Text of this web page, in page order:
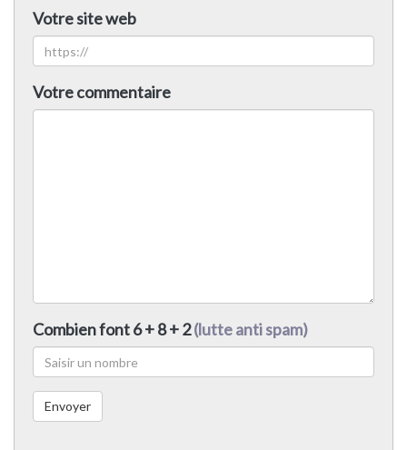
Votre site web
Votre commentaire
Combien font 6 + 8 + 2(lutte anti spam)